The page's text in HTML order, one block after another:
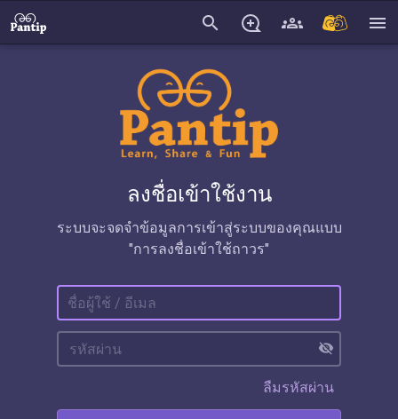
search menu
ลงชื่อเข้าใช้งาน
ระบบจะจดจำข้อมูลการเข้าสู่ระบบของคุณแบบ
"การลงชื่อเข้าใช้ถาวร"
visibility_off
ลืมรหัสผ่าน